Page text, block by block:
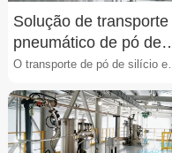
Solução de transporte
pneumático de pó de
silício
O transporte de pó de silício em
obstáculos como ···